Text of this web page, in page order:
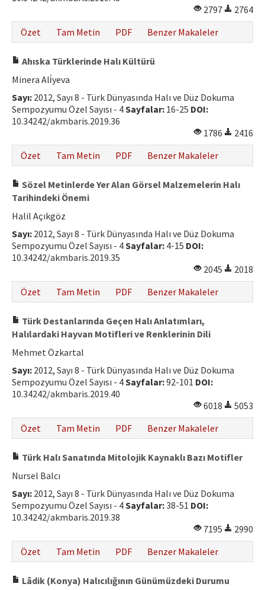
2797
2764
Özet
Tam Metin PDF Benzer Makaleler
Ahıska Türklerinde Halı Kültürü
Minera Ali̇yeva
Sayı: 2012, Sayı 8 - Türk Dünyasında Halı ve Düz Dokuma
Sempozyumu Özel Sayısı - 4Sayfalar: 16-25 DOI:
10.34242/akmbaris.2019.36
1786
2416
Özet
Tam Metin PDF Benzer Makaleler
Sözel Metinlerde Yer Alan Görsel Malzemelerin Halı
Tarihindeki Önemi
Halil Açıkgöz
Sayı: 2012, Sayı 8 - Türk Dünyasında Halı ve Düz Dokuma
Sempozyumu Özel Sayısı - 4Sayfalar: 4-15 DOI:
10.34242/akmbaris.2019.35
2045
2018
Özet
Tam Metin PDF Benzer Makaleler
Türk Destanlarında Geçen Halı Anlatımları,
Halılardaki Hayvan Motifleri ve Renklerinin Dili
Mehmet Özkartal
Sayı: 2012, Sayı 8 - Türk Dünyasında Halı ve Düz Dokuma
Sempozyumu Özel Sayısı - 4Sayfalar:92-101 DOI:
10.34242/akmbaris.2019.40
6018
5053
Özet
Tam Metin PDF Benzer Makaleler
Türk Halı Sanatında Mitolojik Kaynaklı Bazı Motifler
Nursel Balcı
Sayı: 2012, Sayı 8 - Türk Dünyasında Halı ve Düz Dokuma
Sempozyumu Özel Sayısı - 4Sayfalar:38-51 DOI:
10.34242/akmbaris.2019.38
7195
2990
Özet
Tam Metin PDF Benzer Makaleler
Lâdik (Konya) Halıcılığının Günümüzdeki Durumu